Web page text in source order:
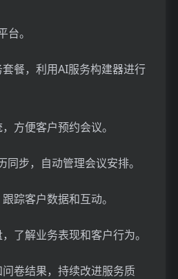
。
餐，利用AI服务构建器进行
方便客户预约会议。
步，自动管理会议安排。
踪客户数据和互动。
了解业务表现和客户行为。
卷结果，持续改进服务质